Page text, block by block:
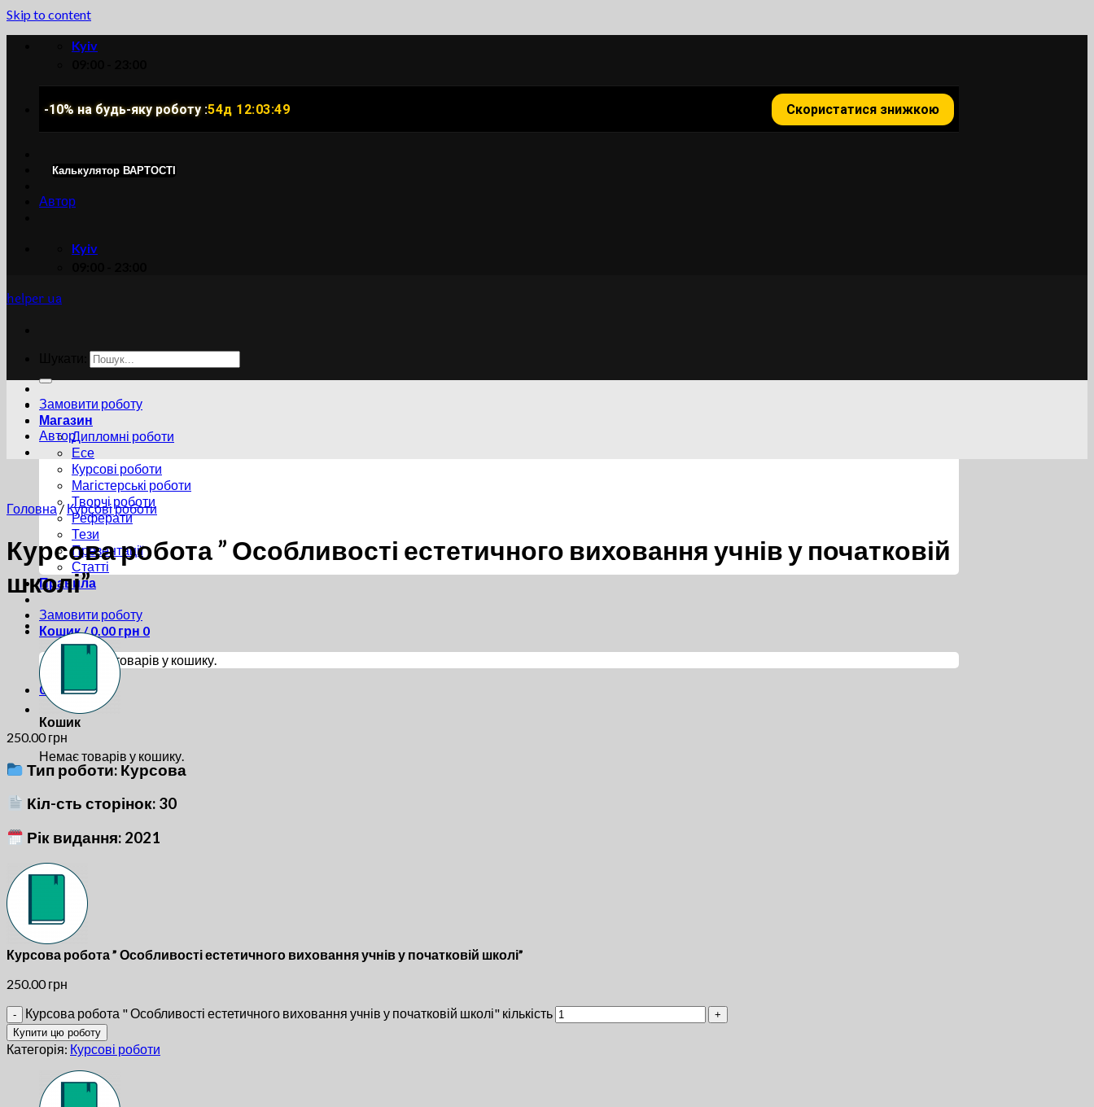
Skip to content
Kyiv
-10% на будь-яку роботу :54д 12:03:48 Скористатися знижкою
Калькулятор ВАРТОСТІ
Автор
Kyiv
helper ua
Магазин
Дипломні роботи
Есе
Курсові роботи
Магістерські роботи
Творчі роботи
Реферати
Тези
Презентації
Статті
Правила
Замовити роботу
Кошик /0.00 грн 0
Немає товарів у кошику.
0
Кошик
Немає товарів у кошику.
Замовити роботу
Автор
Головна / Курсові роботи
Курсова робота ” Особливості естетичного виховання учнів у початковій
школі”
250.00грн
Тип роботи: Курсова
Кіл-сть сторінок: 30
Рік видання: 2021
Курсова робота ” Особливості естетичного виховання учнів у початковій школі”
250.00грн
Курсова робота " Особливості естетичного виховання учнів у початковій школі" кількість
Купити цю роботу
Категорія: Курсові роботи